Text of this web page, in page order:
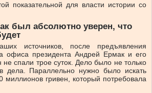
показательной для власти истории со
был абсолютно уверен, что
источников, после предъявления
офиса президента Андрей Ермак и его
спали трое суток. Дело было не только
дела. Параллельно нужно было искать
миллионов гривен, который потребовала